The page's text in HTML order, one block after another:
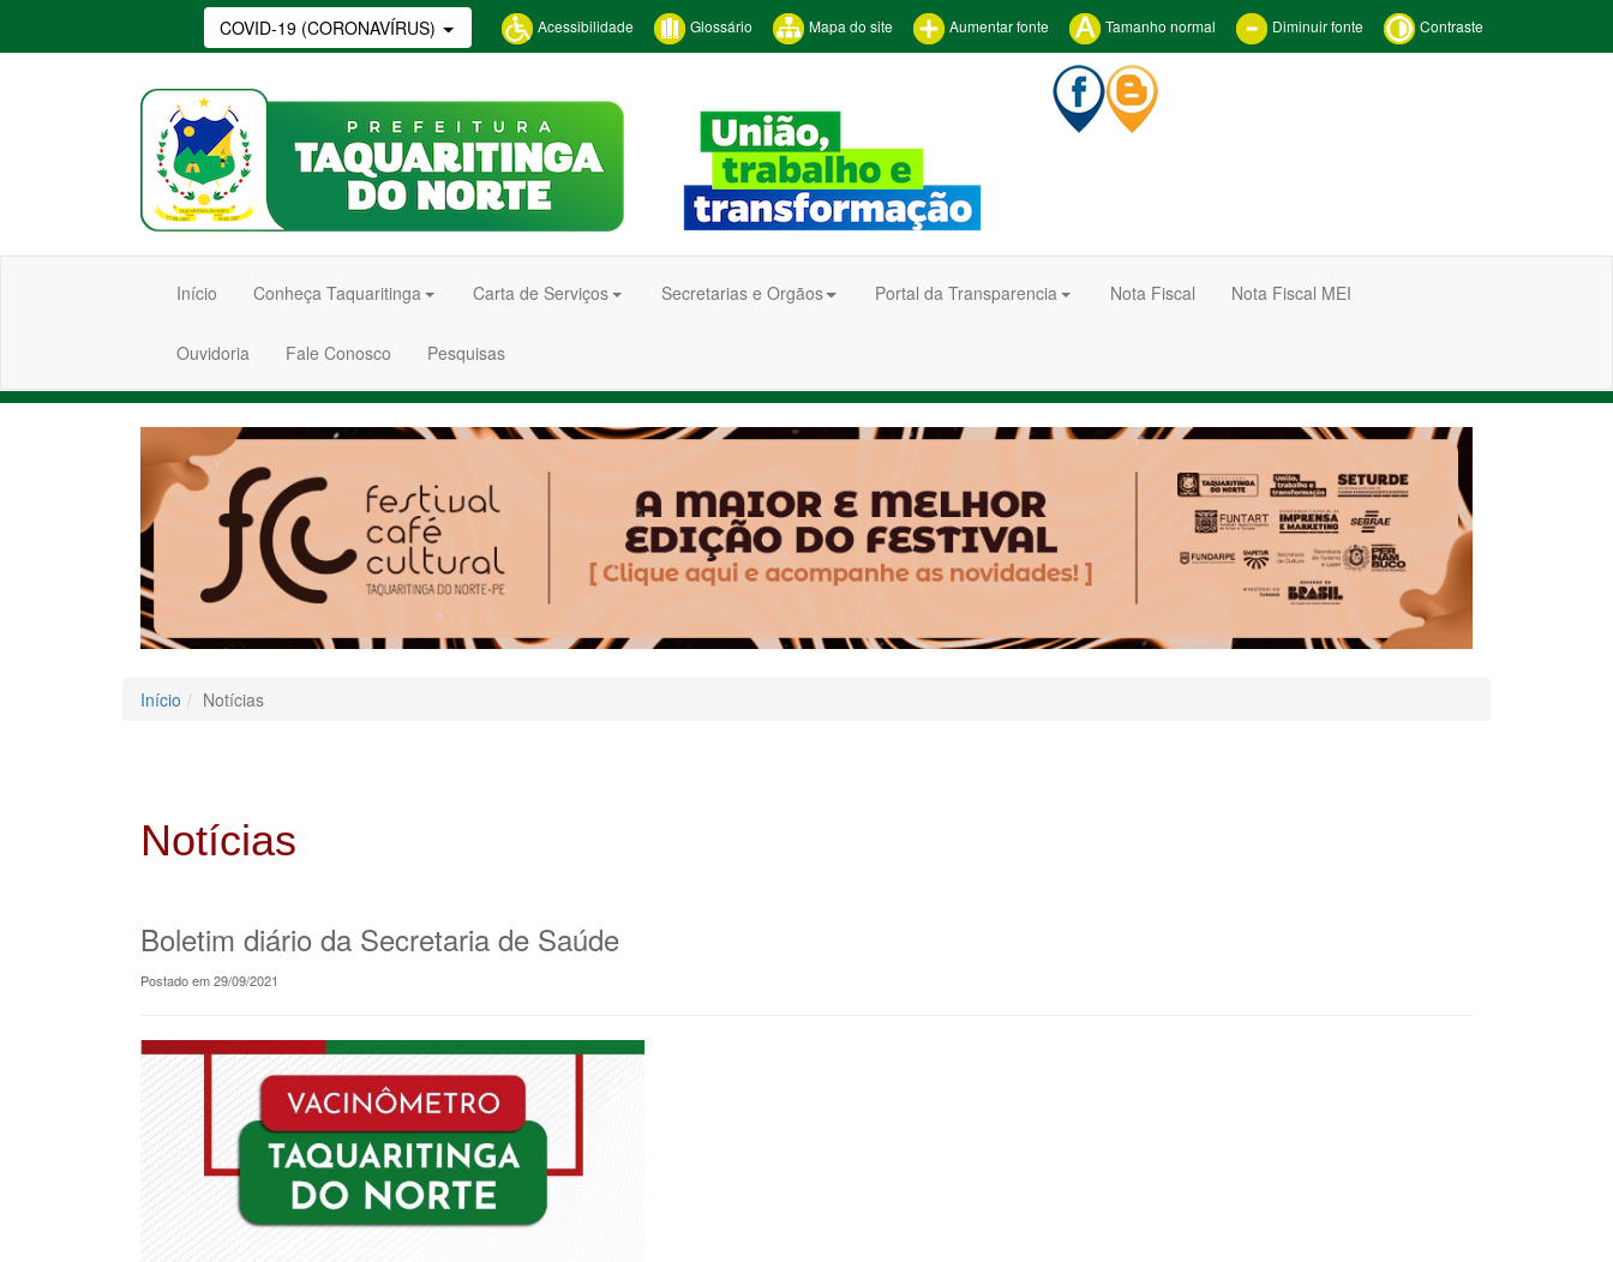
COVID-19 (CORONAVÍRUS) Acessibilidade Glossário Mapa do site Aumentar fonte Tamanho normal Diminuir fonte Contraste
Início Conheça Taquaritinga Carta de Serviços Secretarias e Orgãos Portal da Transparencia Nota Fiscal Nota Fiscal MEI
Ouvidoria Fale Conosco Pesquisas
Início Notícias
Notícias
Boletim diário da Secretaria de Saúde
Postado em 29/09/2021